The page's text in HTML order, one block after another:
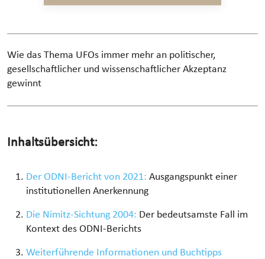
Wie das Thema UFOs immer mehr an politischer,
gesellschaftlicher und wissenschaftlicher Akzeptanz
gewinnt
Inhaltsübersicht:
Der ODNI-Bericht von 2021: Ausgangspunkt einer
institutionellen Anerkennung
Die Nimitz-Sichtung 2004: Der bedeutsamste Fall im
Kontext des ODNI-Berichts
Weiterführende Informationen und Buchtipps